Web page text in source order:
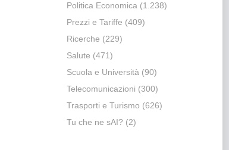
Politica Economica (1.238)
Prezzi e Tariffe (409)
Ricerche (229)
Salute (471)
Scuola e Università (90)
Telecomunicazioni (300)
Trasporti e Turismo (626)
Tu che ne sAI? (2)